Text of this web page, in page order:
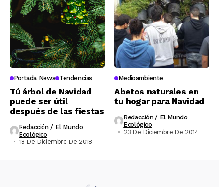
Portada News Tendencias
Tú árbol de Navidad
puede ser útil
después de las fiestas
Redacción / El Mundo
Ecológico
18 De Diciembre De 2018
Medioambiente
Abetos naturales en
tu hogar para Navidad
Redacción / El Mundo
Ecológico
23 De Diciembre De 2014